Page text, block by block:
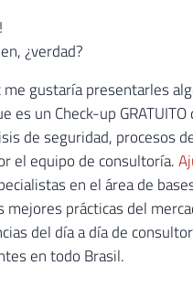
¿verdad?
gustaría presentarles
es un Check-up GRATUITO
de seguridad, procesos
el equipo de consultoría.
en el área de
mejores prácticas del
del día a día de
en todo Brasil.